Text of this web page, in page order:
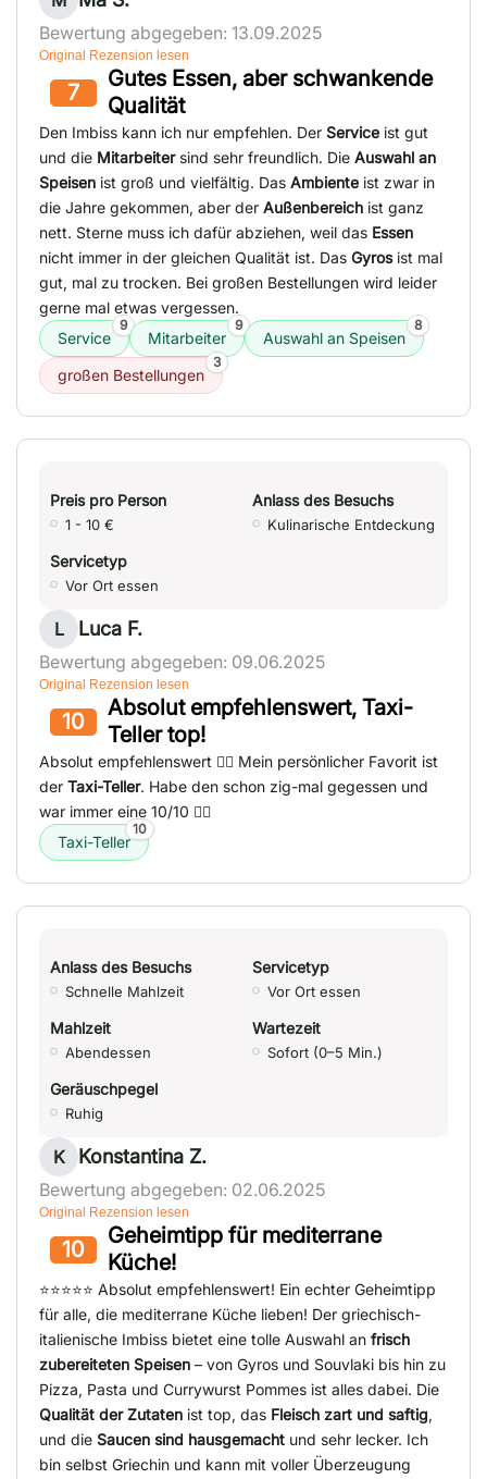
Bewertung abgegeben: 13.09.2025
Original Rezension lesen
7
Gutes Essen, aber schwankende
Qualität
Den Imbiss kann ich nur empfehlen. Der Service ist gut
und die Mitarbeitersind sehr freundlich. Die Auswahl an
Speisen ist groß und vielfältig. Das Ambiente ist zwar in
die Jahre gekommen, aber der Außenbereich ist ganz
nett. Sterne muss ich dafür abziehen, weil das Essen
nicht immer in der gleichen Qualität ist. Das Gyrosist mal
gut, mal zu trocken. Bei großen Bestellungen wird leider
gerne mal etwas vergessen.
Service
9
Mitarbeiter
9
Auswahl an Speisen
8
großen Bestellungen
3
Preis pro Person
1 - 10 €
Anlass des Besuchs
Kulinarische Entdeckung
Servicetyp
Vor Ort essen
L Luca F.
Bewertung abgegeben: 09.06.2025
Original Rezension lesen
10
Absolut empfehlenswert, Taxi-
Teller top!
Absolut empfehlenswert 👍🏻 Mein persönlicher Favorit ist
der Taxi-Teller. Habe den schon zig-mal gegessen und
war immer eine 10/10 👌🏻
Taxi-Teller
10
Anlass des Besuchs
Schnelle Mahlzeit
Servicetyp
Vor Ort essen
Mahlzeit
Abendessen
Wartezeit
Sofort (0–5 Min.)
Geräuschpegel
Ruhig
K Konstantina Z.
Bewertung abgegeben: 02.06.2025
Original Rezension lesen
10
Geheimtipp für mediterrane
Küche!
⭐️⭐️⭐️⭐️⭐️ Absolut empfehlenswert! Ein echter Geheimtipp
für alle, die mediterrane Küche lieben! Der griechisch-
italienische Imbiss bietet eine tolle Auswahl an frisch
zubereiteten Speisen – von Gyros und Souvlaki bis hin zu
Pizza, Pasta und Currywurst Pommes ist alles dabei. Die
Qualität der Zutaten ist top, das Fleisch zart und saftig,
und die Saucen sind hausgemacht und sehr lecker. Ich
bin selbst Griechin und kann mit voller Überzeugung